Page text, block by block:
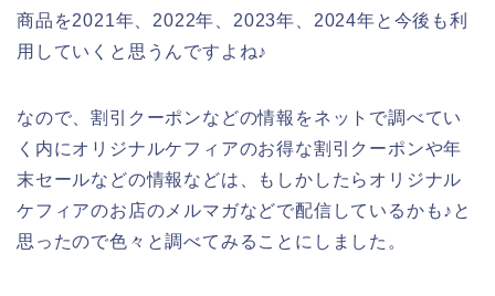
商品を2021年、2022年、2023年、2024年と今後も利
用していくと思うんですよね♪
なので、割引クーポンなどの情報をネットで調べてい
く内にオリジナルケフィアのお得な割引クーポンや年
末セールなどの情報などは、もしかしたらオリジナル
ケフィアのお店のメルマガなどで配信しているかも♪と
思ったので色々と調べてみることにしました。